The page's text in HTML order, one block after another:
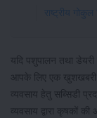
राष्ट्रीय
यदि पशुपालन तथा
आपके लिए एक खुशखबरी
व्यवसाय हेतु सब्सिडी
व्यवसाय द्वारा कृषकों